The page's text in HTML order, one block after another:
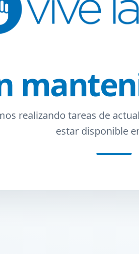
realizando tareas de
estar disponible